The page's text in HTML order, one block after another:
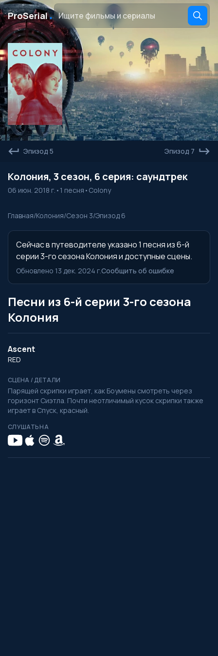
ProSerial․
Эпизод 5 Эпизод 7
Колония, 3 сезон, 6 серия: саундтрек
06 июн. 2018 г. • 1 песня • Colony
Главная/Колония/Сезон 3/Эпизод 6
Сейчас в путеводителе указано 1 песня из 6-й
серии 3-го сезона Колония и доступные сцены.
Обновлено 13 дек. 2024 г.Сообщить об ошибке
Песни из 6-й серии 3-го сезона
Колония
Ascent
RED
СЦЕНА / ДЕТАЛИ
Парящей скрипки играет, как Боумены смотреть через
горизонт Сиэтла. Почти неотличимый кусок скрипки также
играет в Спуск, красный.
СЛУШАТЬ НА